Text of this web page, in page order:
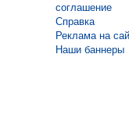
соглашение
Справка
Реклама на
Наши баннеры